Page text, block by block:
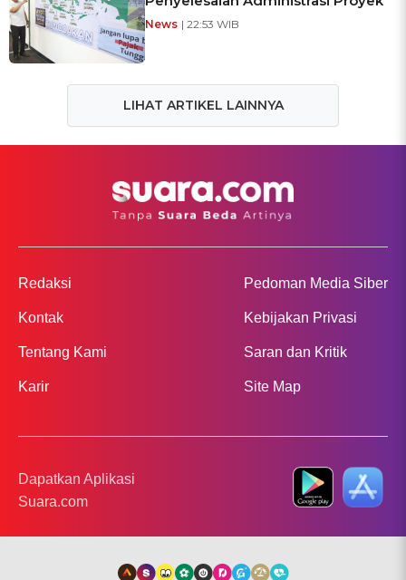
News | 22:53 WIB
LIHAT ARTIKEL LAINNYA
Redaksi
Kontak
Tentang Kami
Karir
Pedoman Media Siber
Kebijakan Privasi
Saran dan Kritik
Site Map
Dapatkan Aplikasi
Suara.com